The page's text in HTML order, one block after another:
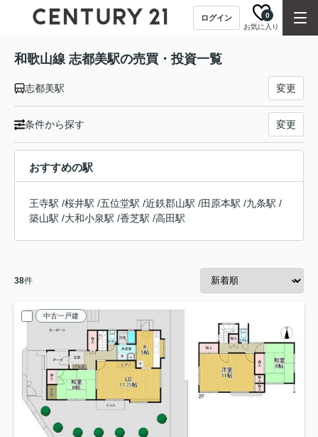
ログイン
お気に入り
0
和歌山線 志都美駅の売買・投資一覧
志都美駅 変更
条件から探す 変更
おすすめの駅
王寺駅 /桜井駅 /五位堂駅 /近鉄郡山駅 /田原本駅 /九条駅 /
築山駅 /大和小泉駅 /香芝駅 /高田駅
38件
中古一戸建